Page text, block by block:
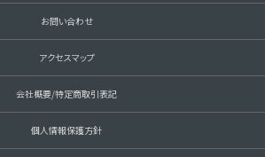
お問い合わせ
アクセスマップ
会社概要/特定商取引表記
個人情報保護方針